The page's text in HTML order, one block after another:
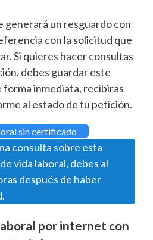
generará un resguardo con
con la solicitud que
Si quieres hacer consultas
debes guardar este
forma inmediata, recibirás
al estado de tu petición.
sin certificado
consulta sobre esta
vida laboral, debes al
después de haber
por internet con